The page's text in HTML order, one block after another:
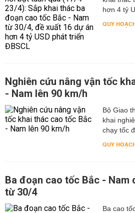
hơn 4 tỷ
QUY
Nghiên cứu nâng vận tốc
- Nam lên 90 km/h
Bộ Giao
khai
chạy tốc
QUY
Ba đoạn cao tốc Bắc - Nam
từ 30/4
Ba cao